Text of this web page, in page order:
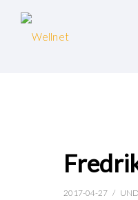
2017-04-27 /